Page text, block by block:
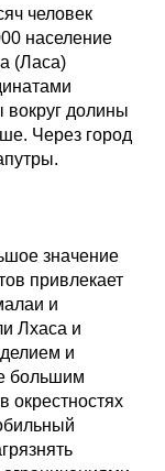
человек
население
(Ласа)
вокруг долины
Через город
значение
привлекает
и
Лхаса и
и
большим
окрестностях